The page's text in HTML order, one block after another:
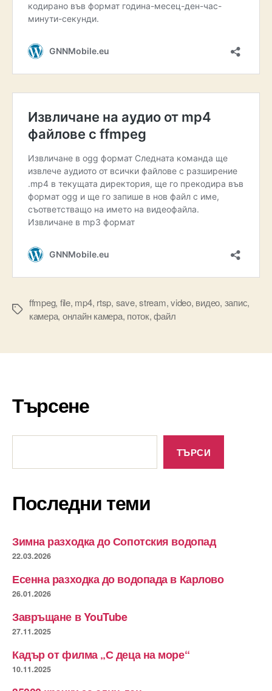
Tags
ffmpeg, file, mp4, rtsp, save,stream,video, видео, запис,
камера, онлайн камера, поток,файл
Търсене
ТЪРСИ
Последни теми
Зимна разходка до Сопотския водопад
22.03.2026
Есенна разходка до водопада в Карлово
26.01.2026
Завръщане в YouTube
27.11.2025
Кадър от филма „С деца на море“
10.11.2025